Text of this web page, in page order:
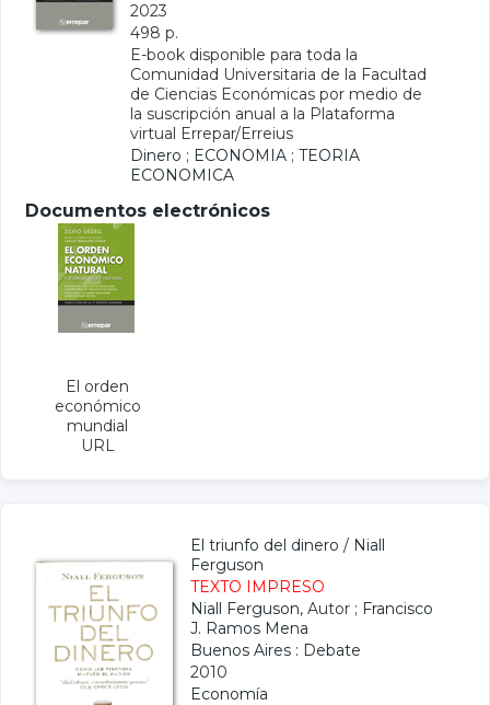
2023
498 p.
E-book disponible para toda la
Comunidad Universitaria de la Facultad
de Ciencias Económicas por medio de
la suscripción anual a la Plataforma
virtual Errepar/Erreius
Dinero ; ECONOMIA ; TEORIA
ECONOMICA
Documentos electrónicos
El orden
económico
mundial
URL
El triunfo del dinero / Niall
Ferguson
TEXTO IMPRESO
Niall Ferguson, Autor ; Francisco
J. Ramos Mena
Buenos Aires : Debate
2010
Economía